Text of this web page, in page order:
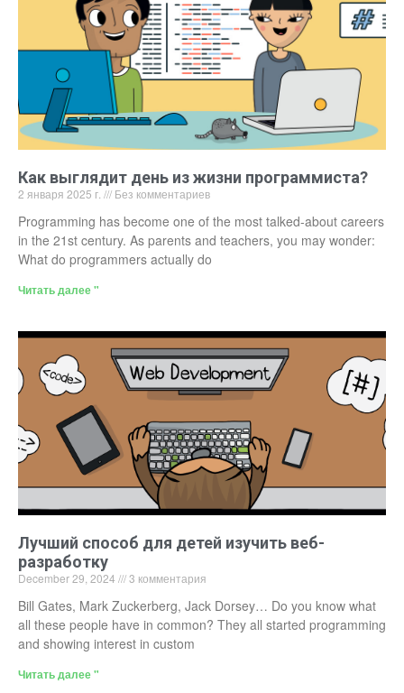
Как выглядит день из жизни программиста?
2 января 2025 г. Без комментариев
Programming has become one of the most talked-about careers
in the 21st century. As parents and teachers, you may wonder:
What do programmers actually do
Читать далее "
Лучший способ для детей изучить веб-
разработку
December 29, 2024 3 комментария
Bill Gates, Mark Zuckerberg, Jack Dorsey… Do you know what
all these people have in common? They all started programming
and showing interest in custom
Читать далее "